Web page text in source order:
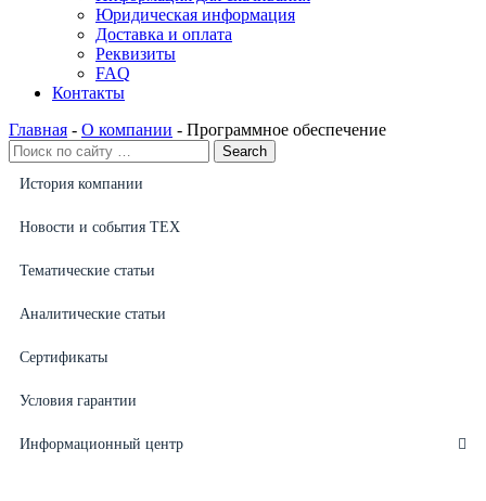
Юридическая информация
Доставка и оплата
Реквизиты
FAQ
Контакты
Главная - О компании - Программное обеспечение
История компании
Новости и события ТЕХ
Тематические статьи
Аналитические статьи
Сертификаты
Условия гарантии
Информационный центр